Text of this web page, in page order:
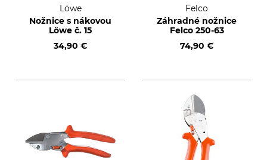
Löwe
Nožnice s nákovou
Löwe č. 15
34,90 €
Felco
Záhradné nožnice
Felco 250-63
74,90 €